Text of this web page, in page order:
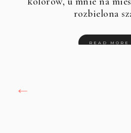
rozbielona
READ MORE
←